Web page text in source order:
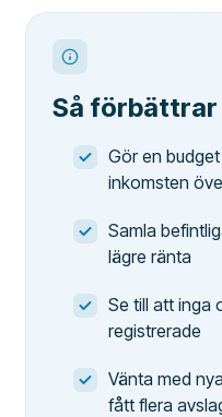
Så förbättrar
Gör en
inkomsten
Samla
lägre ränta
Se till att inga
registrerade
Vänta med
fått flera